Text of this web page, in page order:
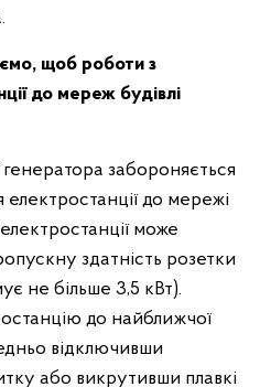
щоб роботи з
до мереж будівлі
забороняється
до мережі
може
здатність розетки
не більше 3,5 кВт).
до найближчої
відключивши
або викрутивши плавкі